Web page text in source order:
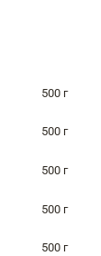
500 г
500 г
500 г
500 г
500 г